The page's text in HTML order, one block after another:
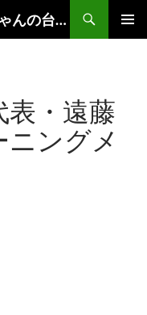
ばあちゃんの料理教室｜ばあちゃんの台所から学ぶ、食と健康の知恵
表・遠藤
ングメ